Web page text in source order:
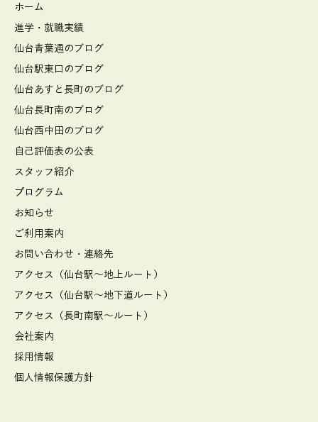
ホーム
進学・就職実績
仙台青葉通のブログ
仙台駅東口のブログ
仙台あすと長町のブログ
仙台長町南のブログ
仙台西中田のブログ
自己評価表の公表
スタッフ紹介
プログラム
お知らせ
ご利用案内
お問い合わせ・連絡先
アクセス（仙台駅～地上ルート）
アクセス（仙台駅～地下道ルート）
アクセス（長町南駅～ルート）
会社案内
採用情報
個人情報保護方針